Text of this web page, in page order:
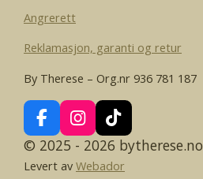
Angrerett
Reklamasjon, garanti og retur
By Therese – Org.nr 936 781 187
F
a
c
e
I
n
t
T
i
k
T
© 2025 - 2026 bytherese.no
Levert av Webador